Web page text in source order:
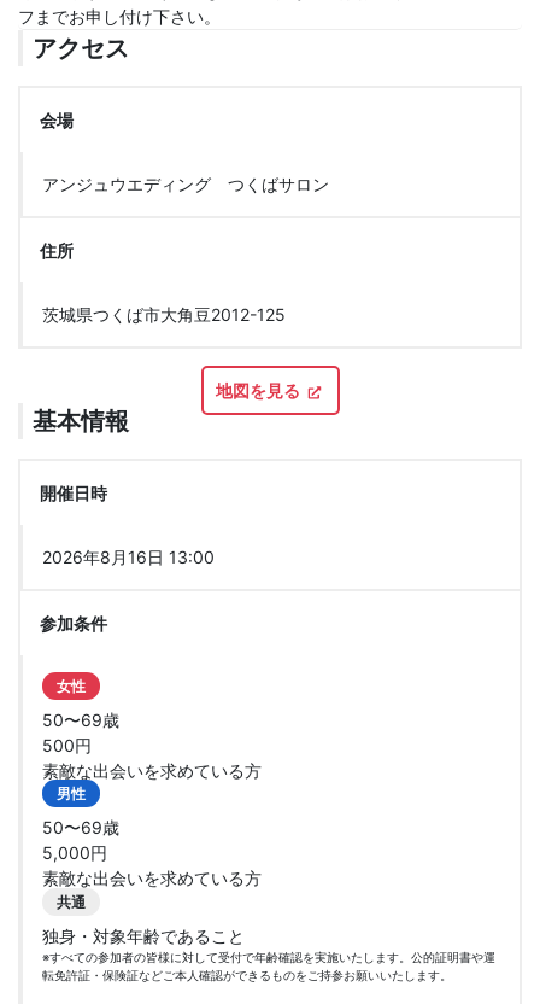
フまでお申し付け下さい。
アクセス
会場
アンジュウエディング つくばサロン
住所
茨城県つくば市大角豆2012-125
地図を見る
基本情報
開催日時
2026年8月16日 13:00
参加条件
女性
50〜69歳
500円
素敵な出会いを求めている方
男性
50〜69歳
5,000円
素敵な出会いを求めている方
共通
独身・対象年齢であること
※すべての参加者の皆様に対して受付で年齢確認を実施いたします。公的証明書や運
転免許証・保険証などご本人確認ができるものをご持参お願いいたします。